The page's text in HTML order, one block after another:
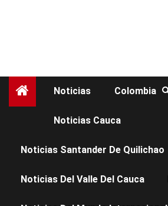
Noticias Colombia
Noticias Cauca
Noticias Santander De Quilichao
Noticias Del Valle Del Cauca
Nasa.